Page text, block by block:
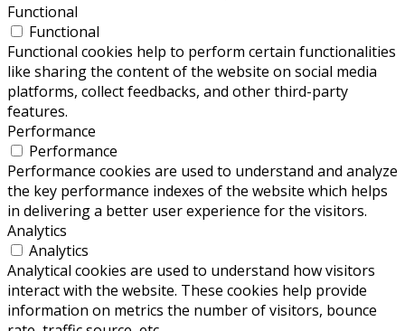
Functional
Functional
Functional cookies help to perform certain functionalities
like sharing the content of the website on social media
platforms, collect feedbacks, and other third-party
features.
Performance
Performance
Performance cookies are used to understand and analyze
the key performance indexes of the website which helps
in delivering a better user experience for the visitors.
Analytics
Analytics
Analytical cookies are used to understand how visitors
interact with the website. These cookies help provide
information on metrics the number of visitors, bounce